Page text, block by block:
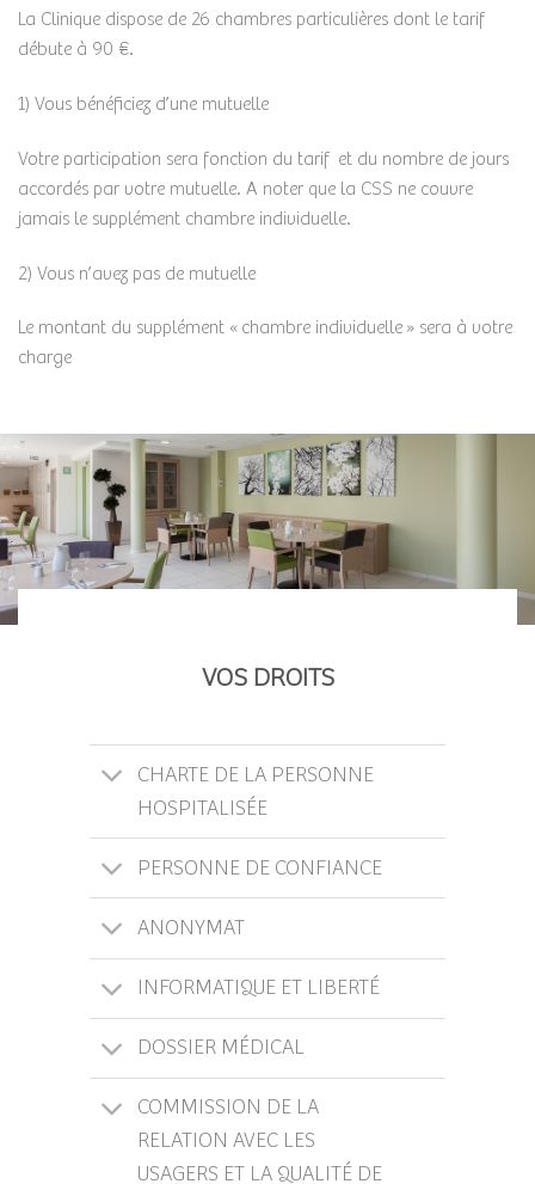
La Clinique dispose de 26 chambres particulières dont le tarif
débute à 90 €.
1) Vous bénéficiez d’une mutuelle
Votre participation sera fonction du tarif et du nombre de jours
accordés par votre mutuelle. A noter que la CSS ne couvre
jamais le supplément chambre individuelle.
2) Vous n’avez pas de mutuelle
Le montant du supplément « chambre individuelle » sera à votre
charge
VOS DROITS
CHARTE DE LA PERSONNE
HOSPITALISÉE
PERSONNE DE CONFIANCE
ANONYMAT
INFORMATIQUE ET LIBERTÉ
DOSSIER MÉDICAL
COMMISSION DE LA
RELATION AVEC LES
USAGERS ET LA QUALITÉ DE